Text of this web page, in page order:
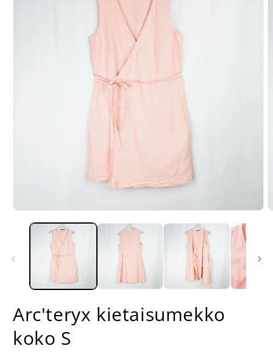
aineisto
modaalisessa
Arc'teryx kietaisumekko
koko S